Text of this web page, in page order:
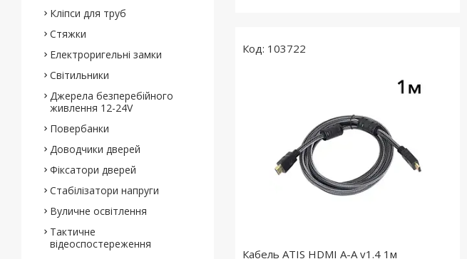
103722
Кабель ATIS HDMI A-A v1.4 1м
Кліпси для труб
Стяжки
Електроригельні замки
Світильники
Джерела безперебійного
живлення 12-24V
Повербанки
Доводчики дверей
Фіксатори дверей
Стабілізатори напруги
Вуличне освітлення
Тактичне
відеоспостереження